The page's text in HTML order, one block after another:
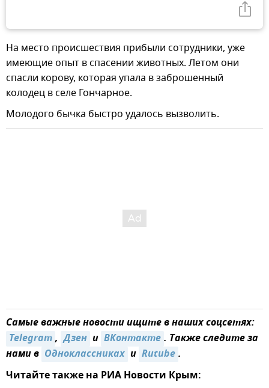
На место происшествия прибыли сотрудники, уже
имеющие опыт в спасении животных. Летом они
спасли корову, которая упала в заброшенный
колодец в селе Гончарное.
Молодого бычка быстро удалось вызволить.
Самые важные новости ищите в наших соцсетях:
Telegram, Дзен и ВКонтакте. Также следите за
нами в Одноклассниках и Rutube.
Читайте также на РИА Новости Крым: